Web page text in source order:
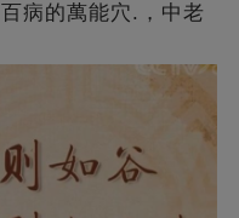
病的萬能穴.，中老